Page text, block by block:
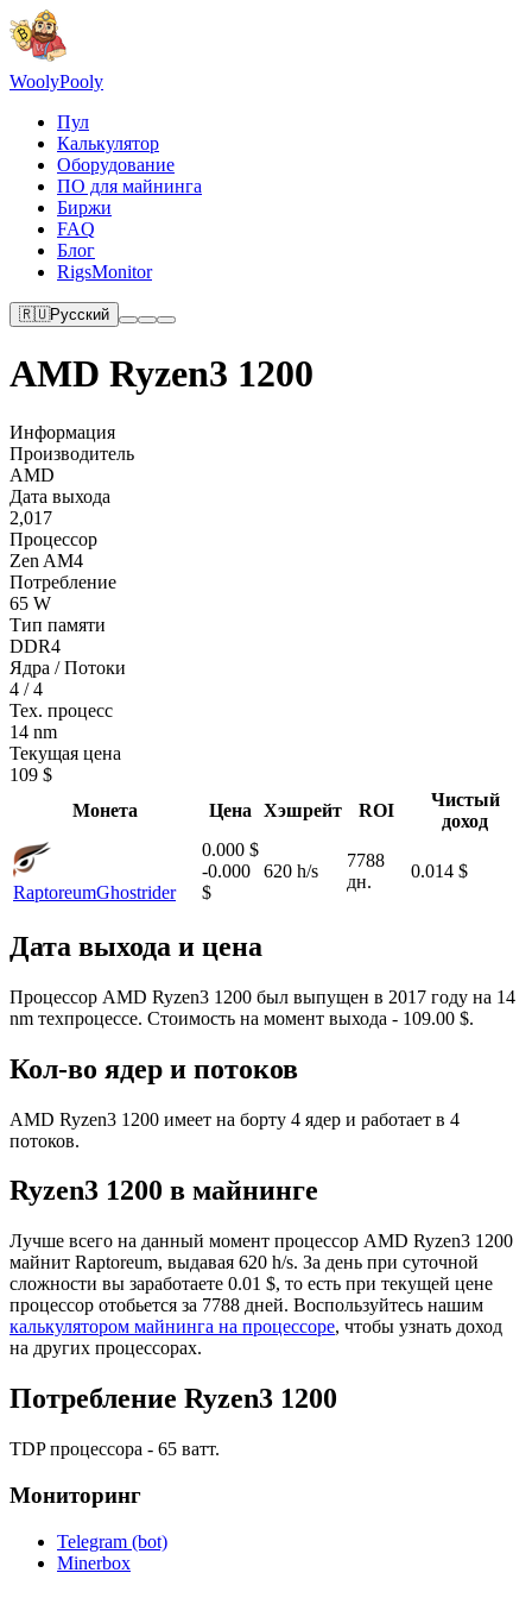
WoolyPooly
Пул
Калькулятор
Оборудование
ПО для майнинга
Биржи
FAQ
Блог
RigsMonitor
🇷🇺Русский
AMD Ryzen3 1200
Информация
Производитель
AMD
Дата выхода
2,017
Процессор
Zen AM4
Потребление
65 W
Тип памяти
DDR4
Ядра / Потоки
4 / 4
Тех. процесс
14 nm
Текущая цена
109 $
Монета
Цена Хэшрейт ROI
Чистый
доход
RaptoreumGhostrider
0.000 $
-0.000
$
620 h/s
7788
дн.
0.014 $
Дата выхода и цена
Процессор AMD Ryzen3 1200 был выпущен в 2017 году на 14
nm техпроцессе. Стоимость на момент выхода - 109.00 $.
Кол-во ядер и потоков
AMD Ryzen3 1200 имеет на борту 4 ядер и работает в 4
потоков.
Ryzen3 1200 в майнинге
Лучше всего на данный момент процессор AMD Ryzen3 1200
майнит Raptoreum, выдавая 620 h/s. За день при суточной
сложности вы заработаете 0.01 $, то есть при текущей цене
процессор отобьется за 7788 дней. Воспользуйтесь нашим
калькулятором майнинга на процессоре, чтобы узнать доход
на других процессорах.
Потребление Ryzen3 1200
TDP процессора - 65 ватт.
Мониторинг
Telegram (bot)
Minerbox